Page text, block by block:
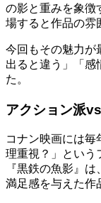
の影と重みを象徴
場すると作品の雰
今回もその魅力が
出ると違う」「感
た。
アクション派
コナン映画には毎
理重視？」という
『黒鉄の魚影』は
満足感を与えた作